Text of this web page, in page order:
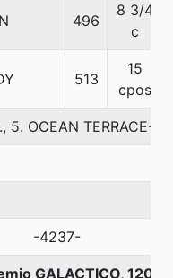
496
8 3/4
c
513
15
cpos
5. OCEAN TERRACE-
-4237-
GALACTICO, 1200